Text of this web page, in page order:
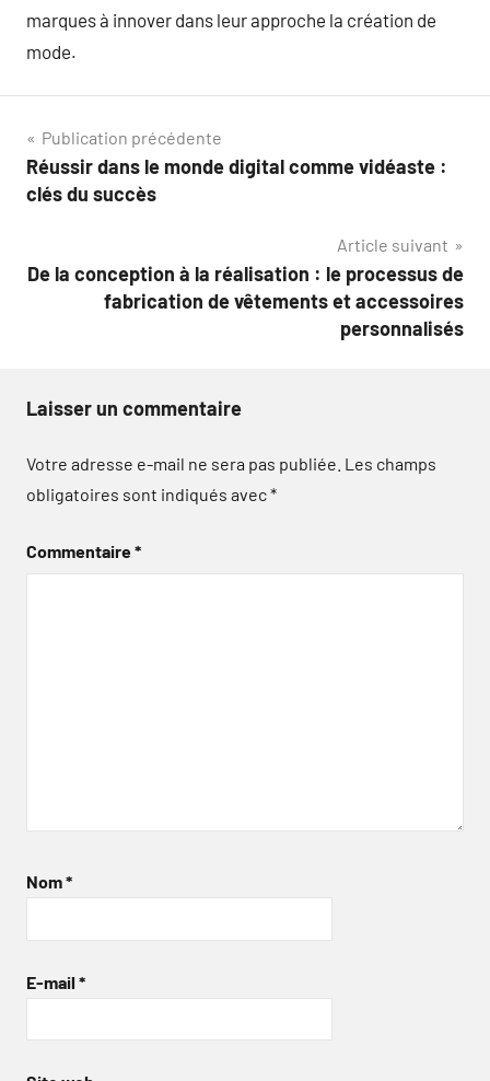
marques à innover dans leur approche la création de
mode.
Navigation
de
Publication précédente
Réussir dans le monde digital comme vidéaste :
clés du succès
Article suivant
De la conception à la réalisation : le processus de
fabrication de vêtements et accessoires
personnalisés
Laisser un commentaire
Votre adresse e-mail ne sera pas publiée. Les champs
obligatoires sont indiqués avec*
Commentaire*
Nom*
E-mail *